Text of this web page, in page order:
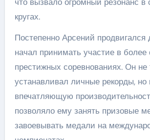
кругах.
Постепенно Арсений
начал принимать участие в
престижных соревнованиях. Он не
устанавливал личные рекорды, но
впечатляющую
позволяло ему занять призовые
завоевывать медали на